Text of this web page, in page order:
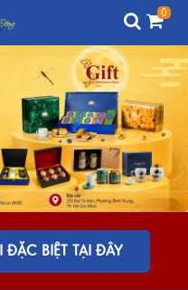
0
ĐẶC BIỆT TẠI ĐÂY